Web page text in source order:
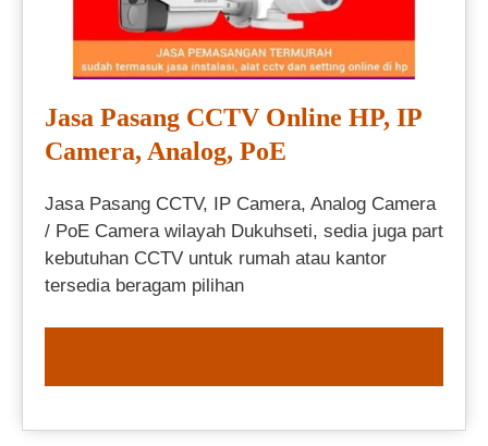
Jasa Pasang CCTV Online HP, IP
Camera, Analog, PoE
Jasa Pasang CCTV, IP Camera, Analog Camera
/ PoE Camera wilayah Dukuhseti, sedia juga part
kebutuhan CCTV untuk rumah atau kantor
tersedia beragam pilihan